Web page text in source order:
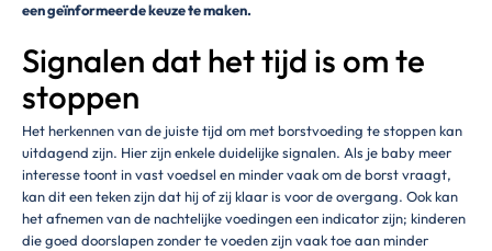
een geïnformeerde keuze te maken.
Signalen dat het tijd is om te
stoppen
Het herkennen van de juiste tijd om met borstvoeding te stoppen kan
uitdagend zijn. Hier zijn enkele duidelijke signalen. Als je baby meer
interesse toont in vast voedsel en minder vaak om de borst vraagt,
kan dit een teken zijn dat hij of zij klaar is voor de overgang. Ook kan
het afnemen van de nachtelijke voedingen een indicator zijn; kinderen
die goed doorslapen zonder te voeden zijn vaak toe aan minder